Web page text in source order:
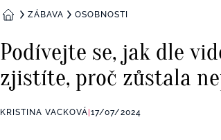
DOMŮZÁBAVA OSOBNOSTI
Podívejte se, jak dle
zjistíte, proč zůstala
KRISTINA VACKOVÁ 17/07/2024